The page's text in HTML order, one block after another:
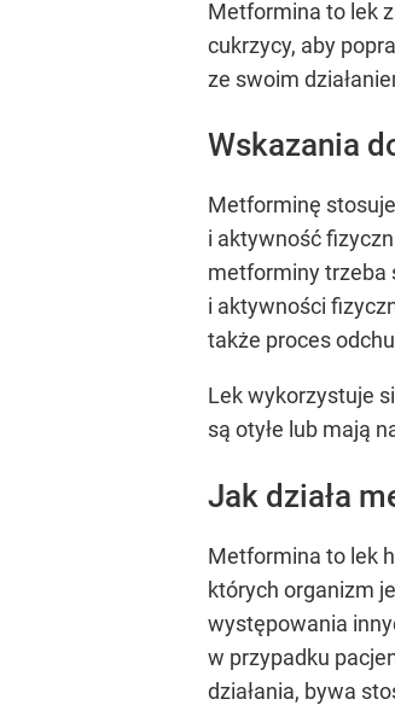
Metformina to lek
cukrzycy, aby
ze swoim
Wskazania
Metforminę
i aktywność
metforminy trzeba
i aktywności
także proces
Lek wykorzystuje
są otyłe lub mają
Jak działa
Metformina to lek
których organizm
występowania
w przypadku
działania, bywa